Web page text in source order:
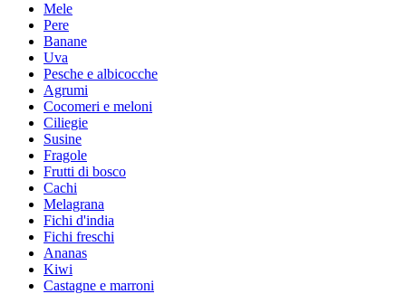
Mele
Pere
Banane
Uva
Pesche e albicocche
Agrumi
Cocomeri e meloni
Ciliegie
Susine
Fragole
Frutti di bosco
Cachi
Melagrana
Fichi d'india
Fichi freschi
Ananas
Kiwi
Castagne e marroni